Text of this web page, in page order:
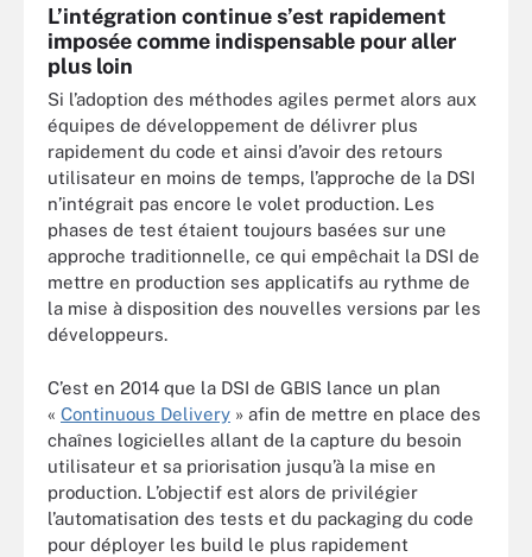
L’intégration continue s’est rapidement
imposée comme indispensable pour aller
plus loin
Si l’adoption des méthodes agiles permet alors aux
équipes de développement de délivrer plus
rapidement du code et ainsi d’avoir des retours
utilisateur en moins de temps, l’approche de la DSI
n’intégrait pas encore le volet production. Les
phases de test étaient toujours basées sur une
approche traditionnelle, ce qui empêchait la DSI de
mettre en production ses applicatifs au rythme de
la mise à disposition des nouvelles versions par les
développeurs.
C’est en 2014 que la DSI de GBIS lance un plan
« Continuous Delivery » afin de mettre en place des
chaînes logicielles allant de la capture du besoin
utilisateur et sa priorisation jusqu’à la mise en
production. L’objectif est alors de privilégier
l’automatisation des tests et du packaging du code
pour déployer les build le plus rapidement